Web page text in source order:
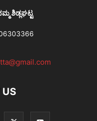
ಶಿಡ್ಲಘಟ್ಟ
US